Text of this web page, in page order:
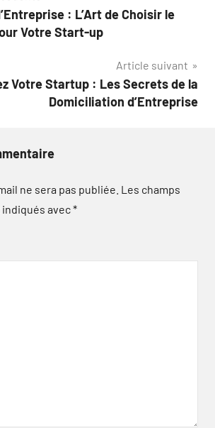
: L’Art de Choisir le
Votre Start-up
Article suivant
Votre Startup : Les Secrets de la
Domiciliation d’Entreprise
ne sera pas publiée. Les champs
avec*